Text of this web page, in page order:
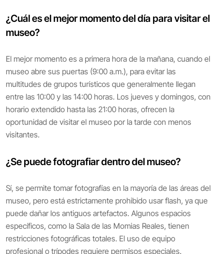
¿Cuál es el mejor momento del día para visitar el
museo?
El mejor momento es a primera hora de la mañana, cuando el
museo abre sus puertas (9:00 a.m.), para evitar las
multitudes de grupos turísticos que generalmente llegan
entre las 10:00 y las 14:00 horas. Los jueves y domingos, con
horario extendido hasta las 21:00 horas, ofrecen la
oportunidad de visitar el museo por la tarde con menos
visitantes.
¿Se puede fotografiar dentro del museo?
Sí, se permite tomar fotografías en la mayoría de las áreas del
museo, pero está estrictamente prohibido usar flash, ya que
puede dañar los antiguos artefactos. Algunos espacios
específicos, como la Sala de las Momias Reales, tienen
restricciones fotográficas totales. El uso de equipo
profesional o trípodes requiere permisos especiales.